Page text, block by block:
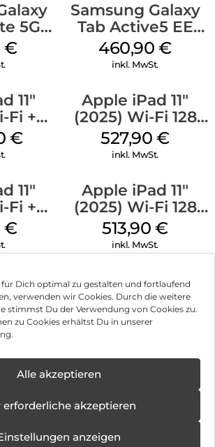
für Dich optimal zu gestalten und fortlaufend
verwenden wir Cookies. Durch die weitere
stimmst Du der Verwendung von Cookies zu.
zu Cookies erhältst Du in unserer
Alle akzeptieren
erforderliche akzeptieren
anzeigen
5G
€
Samsung Galaxy
Tab Active5 EE
Wi-Fi 128 GB black
460,90€
inkl. MwSt.
11″
Fi +
GB
€
Apple iPad 11″
(2025) Wi-Fi 128
GB Pink
527,90€
inkl. MwSt.
11″
Fi +
GB
€
Apple iPad 11″
(2025) Wi-Fi 128
GB Silber
513,90€
inkl. MwSt.